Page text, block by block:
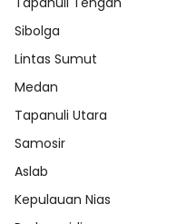
Sibolga
Lintas Sumut
Medan
Tapanuli Utara
Samosir
Aslab
Kepulauan Nias